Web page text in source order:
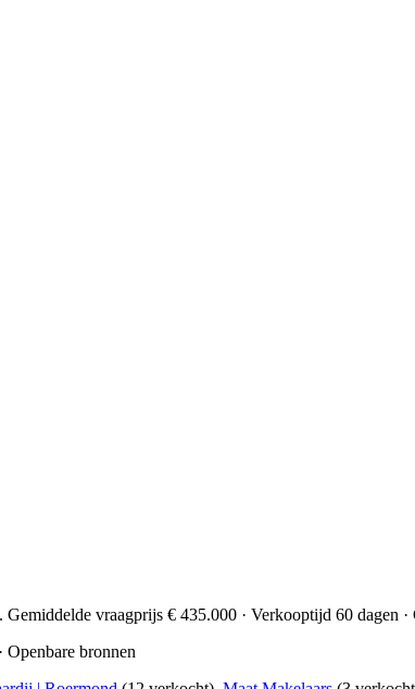
vraagprijs € 435.000 · Verkooptijd 60 dagen
· Openbare bronnen